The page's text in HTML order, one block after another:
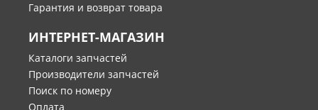
Гарантия и возврат товара
ИНТЕРНЕТ-МАГАЗИН
Каталоги запчастей
Производители запчастей
Поиск по номеру
Оплата